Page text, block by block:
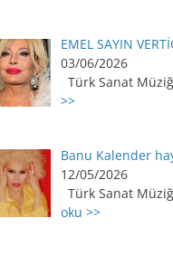
EMEL SAYIN
03/06/2026
Türk Sanat
>>
Banu Kalender
12/05/2026
Türk Sanat
oku >>